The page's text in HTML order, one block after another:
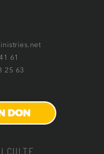
61
25 63
CULTE